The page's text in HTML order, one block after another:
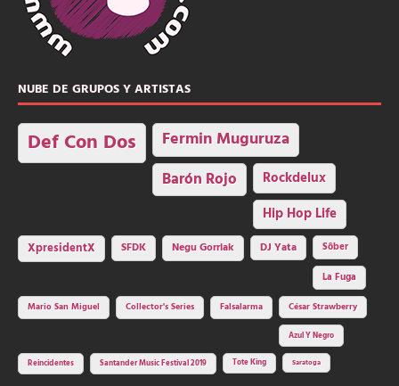
NUBE DE GRUPOS Y ARTISTAS
Def Con Dos Fermin Muguruza
Barón Rojo Rockdelux
Hip Hop Life
XpresidentX SFDK Negu Gorriak DJ Yata
Sôber
La Fuga
Mario San Miguel
Collector's Series Falsalarma César Strawberry
Azul Y Negro
Reincidentes Santander Music Festival 2019 Tote King Saratoga